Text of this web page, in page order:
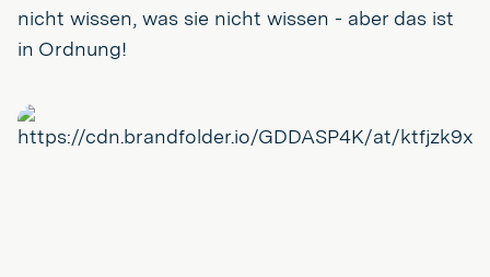
nicht wissen, was sie nicht wissen - aber das ist
in Ordnung!